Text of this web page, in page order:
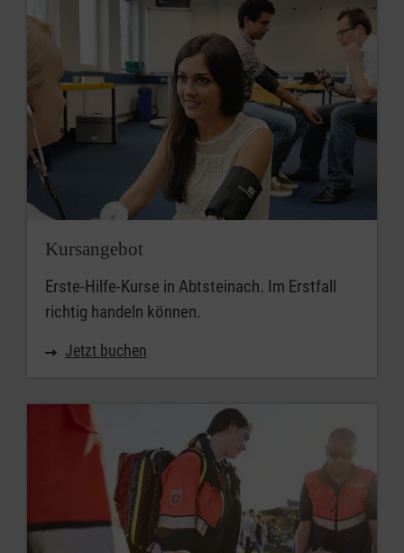
Kursangebot
Erste-Hilfe-Kurse in Abtsteinach. Im Erstfall
richtig handeln können.
Jetzt buchen